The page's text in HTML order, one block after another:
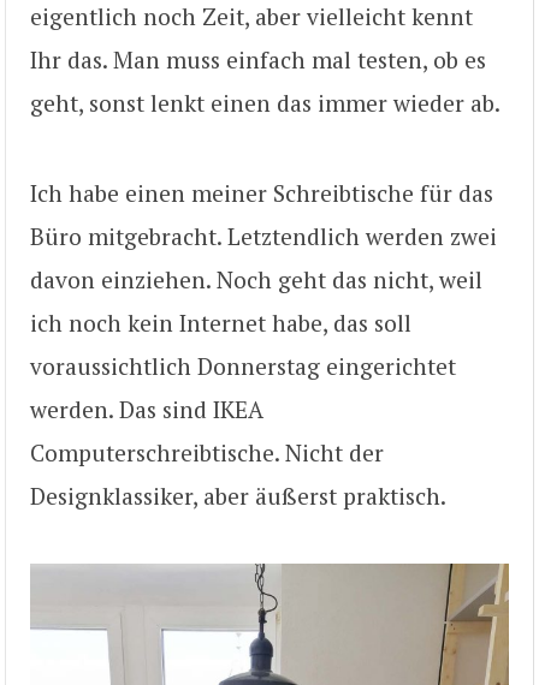
eigentlich noch Zeit, aber vielleicht kennt
Ihr das. Man muss einfach mal testen, ob es
geht, sonst lenkt einen das immer wieder ab.
Ich habe einen meiner Schreibtische für das
Büro mitgebracht. Letztendlich werden zwei
davon einziehen. Noch geht das nicht, weil
ich noch kein Internet habe, das soll
voraussichtlich Donnerstag eingerichtet
werden. Das sind IKEA
Computerschreibtische. Nicht der
Designklassiker, aber äußerst praktisch.